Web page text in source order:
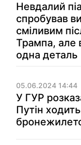
Невдалий
спробував
сміливим
Трампа, але
одна деталь
05.06.2024 14:44
У ГУР
Путін